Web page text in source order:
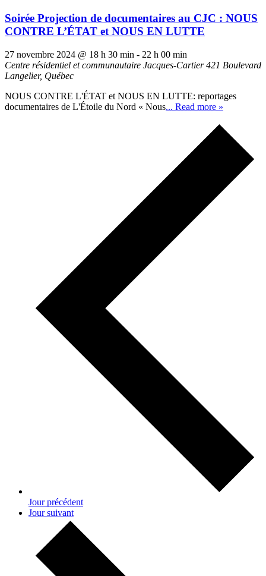
Soirée Projection de documentaires au CJC : NOUS
CONTRE L’ÉTAT et NOUS EN LUTTE
27 novembre 2024 @ 18 h 30 min - 22 h 00 min
Centre résidentiel et communautaire Jacques-Cartier421 Boulevard
Langelier, Québec
NOUS CONTRE L'ÉTAT et NOUS EN LUTTE: reportages
documentaires de L'Étoile du Nord « Nous... Read more »
Jour précédent
Jour suivant